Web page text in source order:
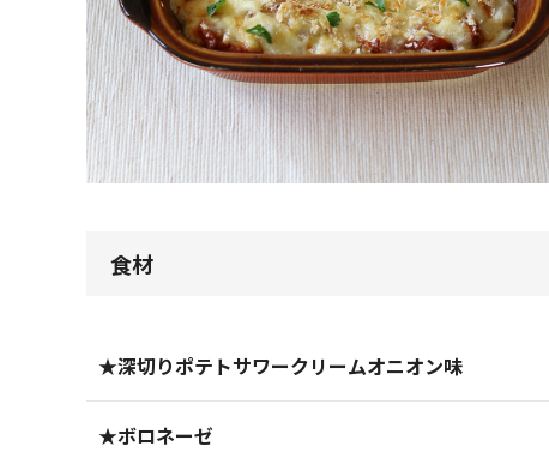
食材
★深切りポテトサワークリームオニオン味
★ボロネーゼ